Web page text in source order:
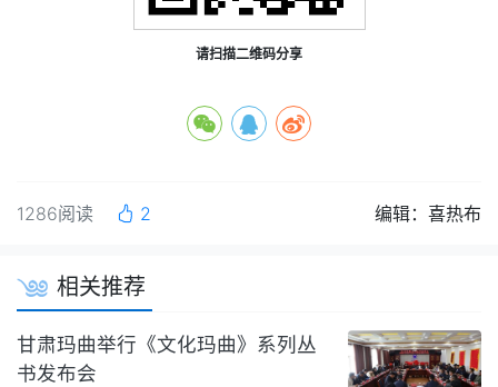
请扫描二维码分享
1286阅读 2 编辑：喜热布
相关推荐
甘肃玛曲举行《文化玛曲》系列丛
书发布会